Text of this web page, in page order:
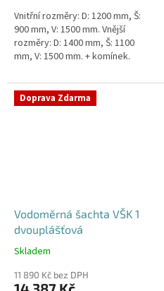
hvězdiček.
Vnitřní rozměry: D: 1200 mm, Š:
900 mm, V: 1500 mm. Vnější
rozměry: D: 1400 mm, Š: 1100
mm, V: 1500 mm. + komínek.
obetonování - pojízdná i pod...
Doprava Zdarma
Vodoměrná šachta VŠK 1
dvouplášťová
Průměrné
produktu
Skladem
11 890 Kč bez DPH